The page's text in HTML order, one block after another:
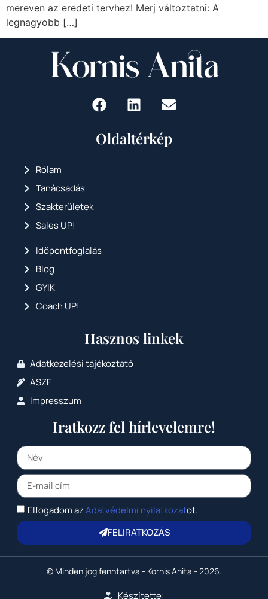
mereven az eredeti tervhez! Merj változtatni: A
legnagyobb […]
Oldaltérkép
Rólam
Tanácsadás
Szakterületek
Sales UP!
Időpontfoglalás
Blog
GYIK
Coach UP!
Hasznos linkek
Adatkezelési tájékoztató
ÁSZF
Impresszum
Iratkozz fel hírlevelemre!
Elfogadom azAdatvédelmi nyilatkozatot.
FELIRATKOZÁS
© Minden jog fenntartva - Kornis Anita - 2026.
Készítette: